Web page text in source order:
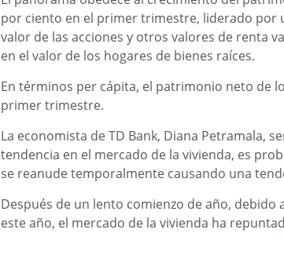
por ciento en el primer trimestre, liderado por
valor de las acciones y otros valores de renta
en el valor de los hogares de bienes raíces.
En términos per cápita, el patrimonio neto de
primer trimestre.
La economista de TD Bank, Diana Petramala,
tendencia en el mercado de la vivienda, es
se reanude temporalmente causando una
Después de un lento comienzo de año,
este año, el mercado de la vivienda ha